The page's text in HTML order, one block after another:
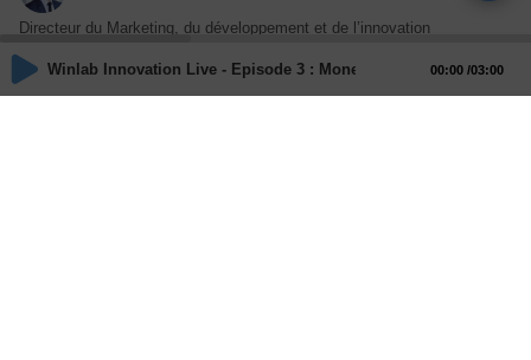
Directeur du Marketing, du développement et de l’innovation
Winlab Innovation Live - Episode 3 : Money Time 00:00 03:00